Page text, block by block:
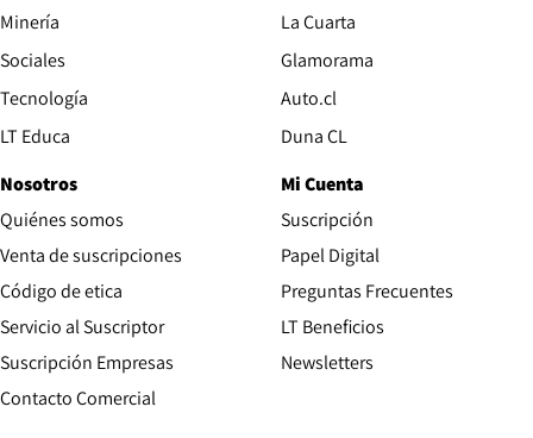
Minería
Sociales
Tecnología
LT Educa
La Cuarta
Glamorama
Auto.clOpens in new window
Duna CLOpens in new window
Nosotros
Quiénes somos
Venta de suscripciones
Código de etica Opens in new window
Servicio al Suscriptor
Suscripción Empresas
Contacto ComercialOpens in new window
Mi Cuenta
Suscripción
Papel DigitalOpens in new
Preguntas Frecuentes
LT Beneficios
Newsletters